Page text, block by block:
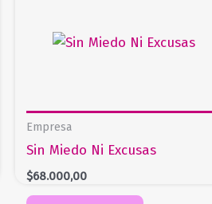
Empresa
Sin Miedo Ni Excusas
$68.000,00